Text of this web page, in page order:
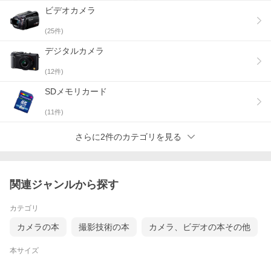
ビデオカメラ
(25件)
デジタルカメラ
(12件)
SDメモリカード
(11件)
さらに2件のカテゴリを見る
関連ジャンルから探す
カテゴリ
カメラの本 撮影技術の本 カメラ、ビデオの本その他
本サイズ